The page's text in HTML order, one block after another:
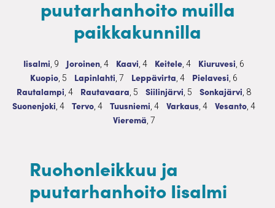
puutarhanhoito muilla
paikkakunnilla
Ruohonleikkuu ja puutarhanhoito
Iisalmi 9 palvelua
, 9 Ruohonleikkuu ja puutarhanhoito
Joroinen4 palvelua
, 4 Ruohonleikkuu ja puutarhanhoito
Kaavi 4 palvelua
, 4 Ruohonleikkuu ja
Keitele4 palvelua
, 4 Ruohonleikkuu ja
Kiuruvesi 6
, 6
Ruohonleikkuu ja puutarhanhoito
Kuopio5 palvelua
, 5 Ruohonleikkuu ja puutarhanhoito
Lapinlahti 7 palvelua
, 7 Ruohonleikkuu ja puutarhanhoito
Leppävirta 4 palvelua
, 4 Ruohonleikkuu ja
Pielavesi 6 palvelua
, 6
Ruohonleikkuu ja puutarhanhoito
Rautalampi 4 palvelua
, 4 Ruohonleikkuu ja puutarhanhoito
Rautavaara 5 palvelua
, 5 Ruohonleikkuu ja
Siilinjärvi 5 palvelua
, 5 Ruohonleikkuu ja
Sonkajärvi 8
, 8
Ruohonleikkuu ja puutarhanhoito
Suonenjoki 4 palvelua
, 4 Ruohonleikkuu ja puutarhanhoito
Tervo4 palvelua
, 4 Ruohonleikkuu ja puutarhanhoito
Tuusniemi 4 palvelua
, 4 Ruohonleikkuu ja
Varkaus 4 palvelua
, 4 Vesanto4, 4
Ruohonleikkuu ja puutarhanhoito
Vieremä7 palvelua
, 7
Ruohonleikkuu ja
puutarhanhoito Iisalmi